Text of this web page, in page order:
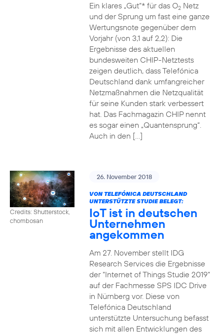
Ein klares „Gut“* für das O2Netz
und der Sprung um fast eine ganze
Wertungsnote gegenüber dem
Vorjahr (von 3,1 auf 2,2): Die
Ergebnisse des aktuellen
bundesweiten CHIP-Netztests
zeigen deutlich, dass Telefónica
Deutschland dank umfangreicher
Netzmaßnahmen die Netzqualität
für seine Kunden stark verbessert
hat. Das Fachmagazin CHIP nennt
es sogar einen „Quantensprung“.
Auch in den […]
Credits: Shutterstock,
chombosan
26. November 2018
VON TELEFÓNICA DEUTSCHLAND
UNTERSTÜTZTE STUDIE BELEGT:
IoT ist in deutschen
Unternehmen
angekommen
Am 27. November stellt IDG
Research Services die Ergebnisse
der “Internet of Things Studie 2019“
auf der Fachmesse SPS IDC Drive
in Nürnberg vor. Diese von
Telefónica Deutschland
unterstützte Untersuchung befasst
sich mit allen Entwicklungen des